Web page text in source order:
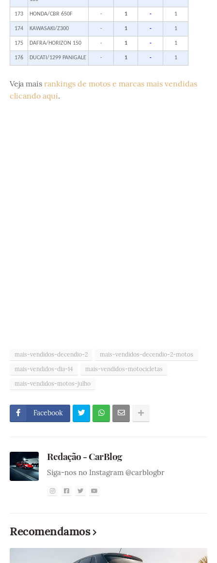
173 HONDA/CBR 650F - 1 - 1
174 KAWASAKI/Z300 - 1 - 1
175 DAFRA/HORIZON 150 - 1 - 1
176 DUCATI/1299 PANIGALE - 1 - 1
Veja mais rankings de motos e marcas mais vendidas
clicando aqui.
mais-vendidos-decendio-2
mais-vendidos-decendio-2-motos
mais-vendidos-dia-14
mais-vendidos-motocicletas
mais-vendidos-motos-julho
Facebook
Redação - CarBlog
Siga-nos no Instagram @carblogbr
Recomendamos